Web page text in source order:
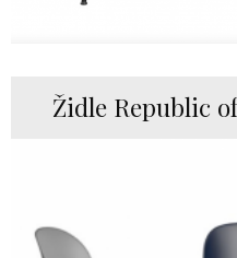
Židle Republic